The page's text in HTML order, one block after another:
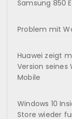
Samsung 850
Problem mit
Huawei zeigt
Version
Mobile
Windows 10
Store wieder